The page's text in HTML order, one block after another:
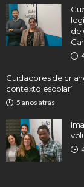
de
Cuidadores de
contexto escolar’
5 anos atrás